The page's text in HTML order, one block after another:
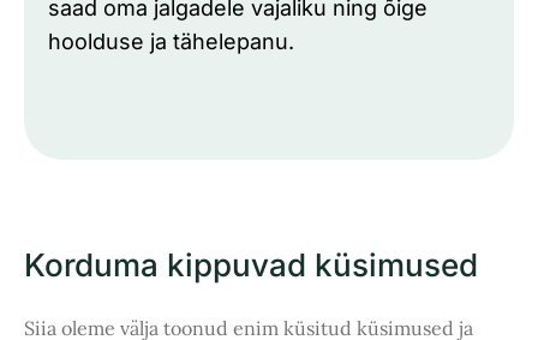
saad oma jalgadele vajaliku ning õige
hoolduse ja tähelepanu.
Korduma kippuvad küsimused
Siia oleme välja toonud enim küsitud küsimused ja